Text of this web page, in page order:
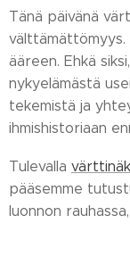
Tänä päivänä
välttämättömyys.
ääreen. Ehkä
nykyelämästä
tekemistä ja
ihmishistoriaan
Tulevalla
pääsemme
luonnon